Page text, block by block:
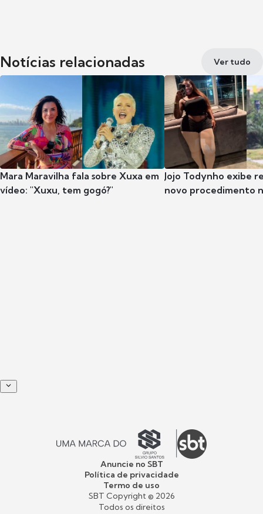
Notícias relacionadas Ver tudo
Mara Maravilha fala sobre Xuxa em
vídeo: "Xuxu, tem gogó?"
Jojo Todynho exibe
novo procedimento
Anuncie no SBT
Política de privacidade
Termo de uso
SBT Copyright © 2026
Todos os direitos